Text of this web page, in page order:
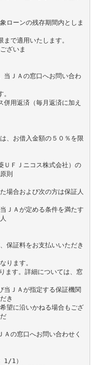
ローンの残存期間内としま
で適用いたします。
ざいま
当ＪＡの窓口へお問い合わ
用返済（毎月返済に加え
、お借入金額の５０％を限
ＵＦＪニコス株式会社）の
則
場合および次の方は保証人
ＪＡが定める条件を満たす
保証料をお支払いいただき
ります。
ます。詳細については、窓
当ＪＡが指定する保証機関
き
望に沿いかねる場合もござ
の窓口へお問い合わせく
1/1）